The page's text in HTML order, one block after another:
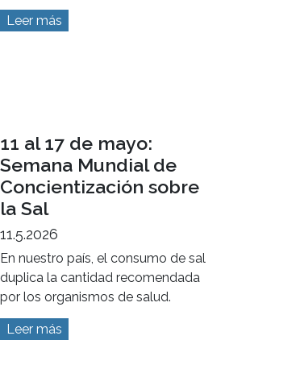
17.5.2026
¿Sabías que, generalmente, la
hipertensión arterial no da
síntomas?
Leer más